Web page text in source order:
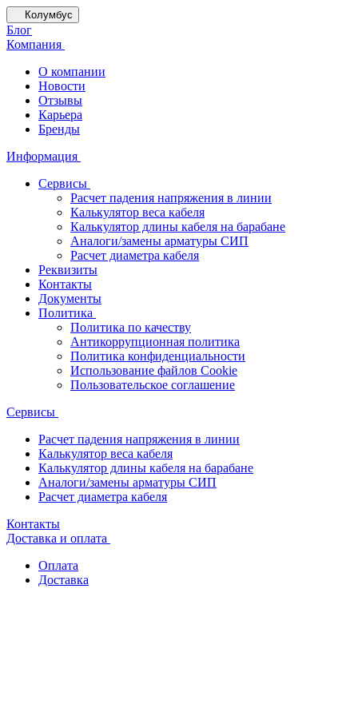
Колумбус
Блог
Компания
О компании
Новости
Отзывы
Карьера
Бренды
Информация
Сервисы
Расчет падения напряжения в линии
Калькулятор веса кабеля
Калькулятор длины кабеля на барабане
Аналоги/замены арматуры СИП
Расчет диаметра кабеля
Реквизиты
Контакты
Документы
Политика
Политика по качеству
Антикоррупционная политика
Политика конфиденциальности
Использование файлов Cookie
Пользовательское соглашение
Сервисы
Расчет падения напряжения в линии
Калькулятор веса кабеля
Калькулятор длины кабеля на барабане
Аналоги/замены арматуры СИП
Расчет диаметра кабеля
Контакты
Доставка и оплата
Оплата
Доставка